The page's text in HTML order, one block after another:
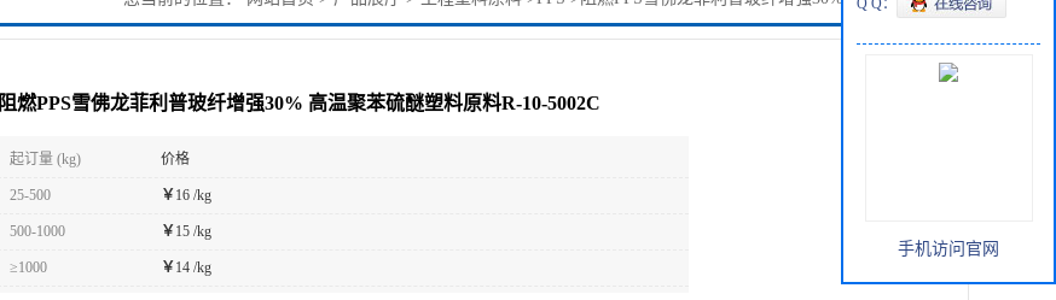
料原料R-10-5002C
阻燃PPS雪佛龙菲利普玻纤增强30% 高温聚苯硫醚塑料原料R-10-5002C
起订量 (kg) 价格
25-500 ￥16 /kg
500-1000 ￥15 /kg
≥1000 ￥14 /kg
Q Q：
手机访问官网